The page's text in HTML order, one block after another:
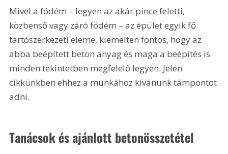
Mivel a födém – legyen az akár pince feletti,
közbenső vagy záró födém – az épület egyik fő
tartószerkezeti eleme, kiemelten fontos, hogy az
abba beépített beton anyag és maga a beépítés is
minden tekintetben megfelelő legyen. Jelen
cikkünkben ehhez a munkához kívánunk támpontot
adni.
Tanácsok és ajánlott betonösszetétel